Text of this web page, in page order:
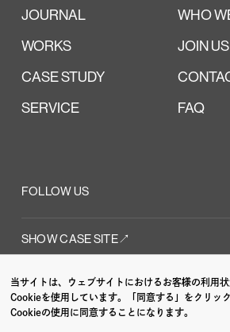
当サイトは、ウェブサイトにおけるお客様の利用
Cookieを使用しています。「同意する」をクリッ
Cookieの使用に同意することになります。
JOURNAL
WHO
WORKS
JOIN US
CASE STUDY
SERVICE
FAQ
FOLLOW US
SHOW CASE SITE↗︎
/CI VI /